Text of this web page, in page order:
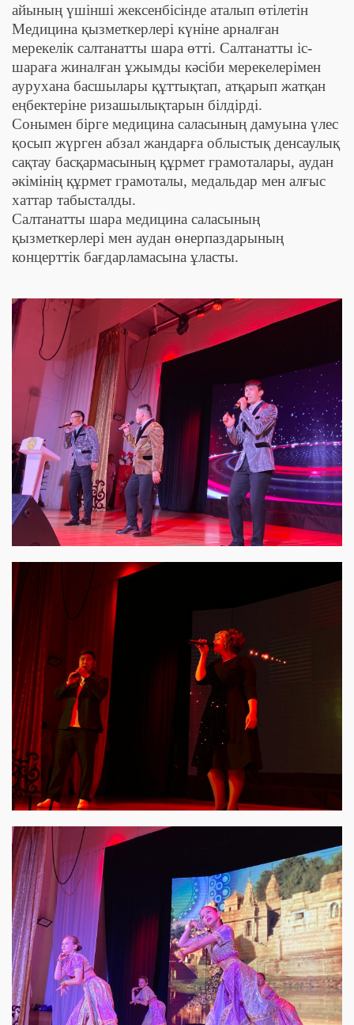
айының үшінші жексенбісінде аталып өтілетін
Медицина қызметкерлері күніне арналған
мерекелік салтанатты шара өтті. Салтанатты іс-
шараға жиналған ұжымды кәсіби мерекелерімен
аурухана басшылары құттықтап, атқарып жатқан
еңбектеріне ризашылықтарын білдірді.
Сонымен бірге медицина саласының дамуына үлес
қосып жүрген абзал жандарға облыстық денсаулық
сақтау басқармасының құрмет грамоталары, аудан
әкімінің құрмет грамоталы, медальдар мен алғыс
хаттар табысталды.
Салтанатты шара медицина саласының
қызметкерлері мен аудан өнерпаздарының
концерттік бағдарламасына ұласты.